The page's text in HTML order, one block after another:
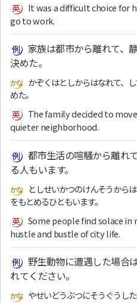
It was a difficult choice for
go to work.
家族は都市から離れて、
決めた。
かぞくはとしからはなれて、
めた。
The family decided to
quieter neighborhood.
都市生活の喧騒から離れ
る人もいます。
としせいかつのけんそうから
をもとめるひともいます。
Some people find solace in
hustle and bustle of city life.
野生動物に遭遇した場合
れてください。
やせいどうぶつにそうぐうし